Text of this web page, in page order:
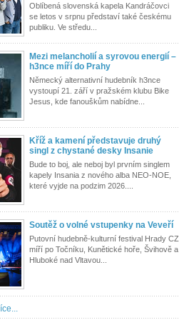
Oblíbená slovenská kapela Kandráčovci
se letos v srpnu představí také českému
publiku. Ve středu...
Mezi melancholií a syrovou energií –
h3nce míří do Prahy
Německý alternativní hudebník h3nce
vystoupí 21. září v pražském klubu Bike
Jesus, kde fanouškům nabídne...
Kříž a kamení představuje druhý
singl z chystané desky Insanie
Bude to boj, ale neboj byl prvním singlem
kapely Insania z nového alba NEO-NOE,
které vyjde na podzim 2026....
Soutěž o volné vstupenky na Veveří
Putovní hudebně-kulturní festival Hrady CZ
míří po Točníku, Kunětické hoře, Švihově a
Hluboké nad Vltavou...